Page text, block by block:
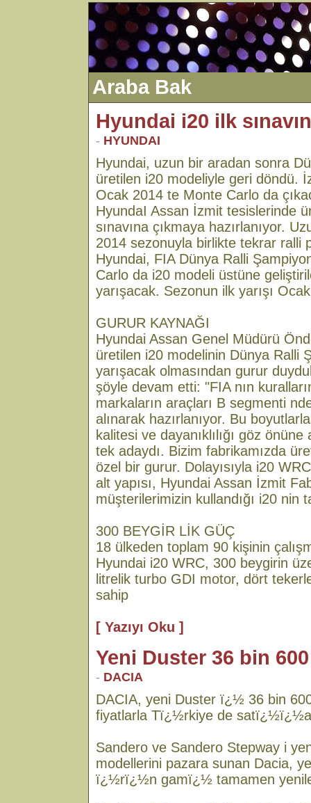
Araba Bak
Hyundai i20 ilk
- HYUNDAI
Hyundai, uzun bir aradan sonra
üretilen i20 modeliyle geri döndü.
Ocak 2014 te Monte Carlo da
HyundaI Assan İzmit tesislerinde
sınavına çıkmaya hazırlanıyor.
2014 sezonuyla birlikte tekrar ralli
Hyundai, FIA Dünya Ralli
Carlo da i20 modeli üstüne
yarışacak. Sezonun ilk yarışı
GURUR KAYNAĞI
Hyundai Assan Genel Müdürü
üretilen i20 modelinin Dünya Ralli
yarışacak olmasından gurur
şöyle devam etti: "FIA nın
markaların araçları B segmenti
alınarak hazırlanıyor. Bu
kalitesi ve dayanıklılığı göz önüne
tek adaydı. Bizim fabrikamızda
özel bir gurur. Dolayısıyla i20
alt yapısı, Hyundai Assan İzmit
müşterilerimizin kullandığı i20 nin
300 BEYGİR LİK GÜÇ
18 ülkeden toplam 90 kişinin
Hyundai i20 WRC, 300 beygirin
litrelik turbo GDI motor, dört
sahip
[ Yazıyı Oku ]
Yeni Duster 36 bin
- DACIA
DACIA, yeni Duster ï¿½ 36 bin
fiyatlarla Tï¿½rkiye de
Sandero ve Sandero Stepway i
modellerini pazara sunan Dacia,
ï¿½rï¿½n gamï¿½ tamamen